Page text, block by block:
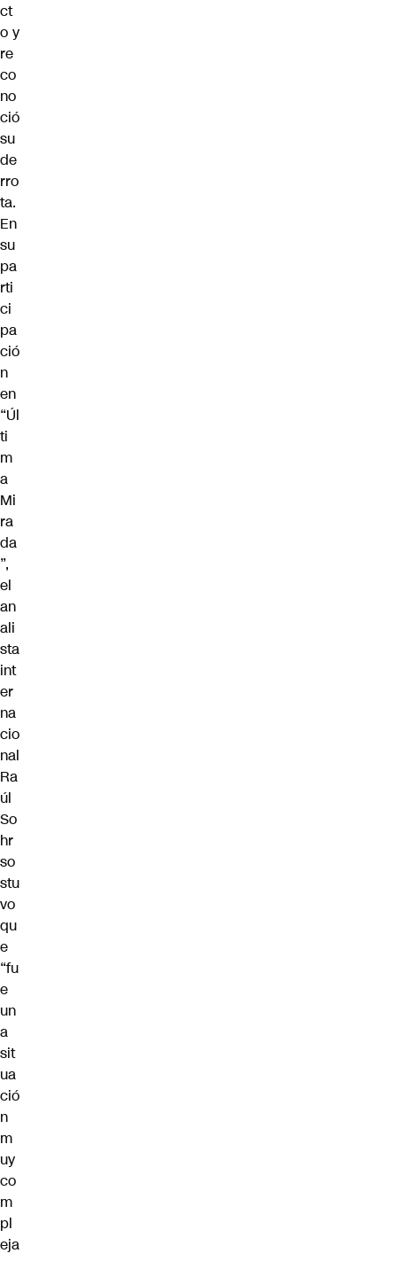
ct
o y
re
co
no
ció
su
de
rro
ta.
En
su
pa
rti
ci
pa
ció
n
en
“Úl
ti
m
a
Mi
ra
da
”,
el
an
ali
sta
int
er
na
cio
nal
Ra
úl
So
hr
so
stu
vo
qu
e
“fu
e
un
a
sit
ua
ció
n
m
uy
co
m
pl
eja